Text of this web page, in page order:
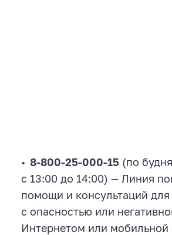
8-800-25-000-15 (по
с 13:00 до 14:00) — Линия
помощи и консультаций
с опасностью или
Интернетом или мобильной